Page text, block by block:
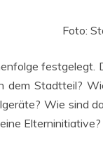
Foto:
dem Stadt­teil?
Wie sind
Elterninitiative?